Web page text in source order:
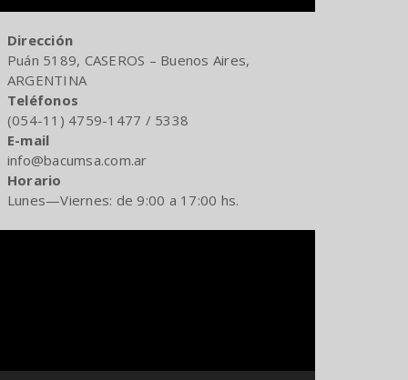
Dirección
Puán 5189, CASEROS – Buenos Aires,
ARGENTINA
Teléfonos
(054-11) 4759-1477 / 5338
E-mail
info@bacumsa.com.ar
Horario
Lunes—Viernes: de 9:00 a 17:00 hs.